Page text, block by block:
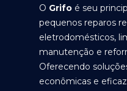
O Grifo é seu
pequenos reparos
eletrodomésticos,
manutenção e
Oferecendo
econômicas e